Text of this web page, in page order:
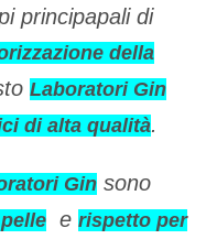
principapali di
della
Laboratori Gin
di alta qualità.
Ginsono
e rispetto per